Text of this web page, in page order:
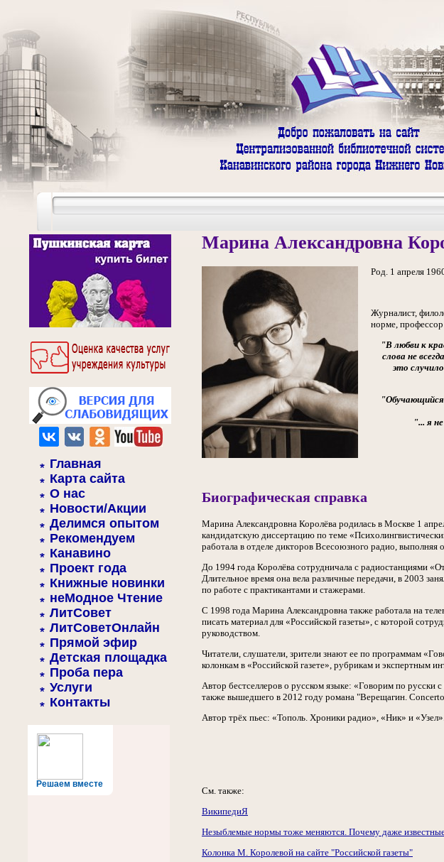
Главная
Карта сайта
О нас
Новости/Акции
Делимся опытом
Рекомендуем
Канавино
Проект года
Книжные новинки
неМодное Чтение
ЛитСовет
ЛитСоветОнлайн
Прямой эфир
Детская площадка
Проба пера
Услуги
Контакты
Решаем вместе
Марина Александровна
Род. 1 апреля
Журналист,
норме,
"В любви к
слова не
это
"... я
Биографическая справка
Марина Александровна Королёва родилась в Москве 1
кандидатскую диссертацию по теме
работала в отделе дикторов Всесоюзного радио, выполняя
До 1994 года Королёва сотрудничала с радиостанциями
Длительное время она вела различные передачи, в 2003
по работе с практикантами и стажерами.
С 1998 года Марина Александровна также работала на
писать материал для «Российской газеты», с которой
руководством.
Читатели, слушатели, зрители знают ее по программам
колонкам в «Российской газете», рубрикам и экспертным
Автор бестселлеров о русском языке: «Говорим по
также вышедшего в 2012 году романа "Верещагин.
Автор трёх пьес: «Тополь. Хроники радио», «Ник» и
См. также:
ВикипедиЯ
Незыблемые нормы тоже меняются. Почему даже
Колонка М. Королевой на сайте "Российской газеты"